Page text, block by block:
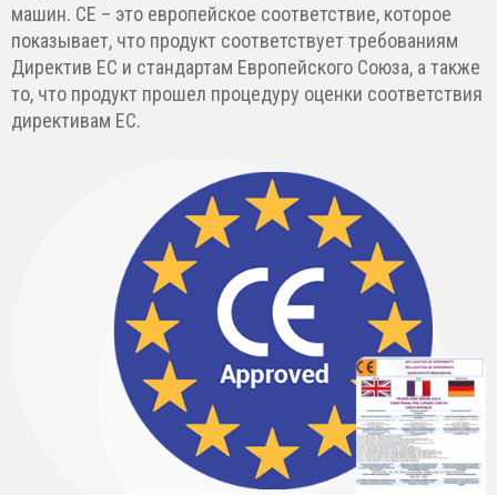
машин. CE – это европейское соответствие, которое
показывает, что продукт соответствует требованиям
Директив ЕС и стандартам Европейского Союза, а также
то, что продукт прошел процедуру оценки соответствия
директивам ЕС.